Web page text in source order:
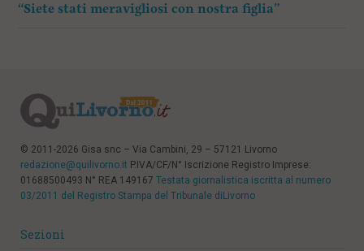
“Siete stati meravigliosi con nostra figlia”
© 2011-2026 Gisa snc – Via Cambini, 29 – 57121 Livorno
redazione@quilivorno.it P.IVA/CF/N° Iscrizione Registro Imprese:
01688500493 N° REA 149167 Testata giornalistica iscritta al numero
03/2011 del Registro Stampa del Tribunale diLivorno
Sezioni